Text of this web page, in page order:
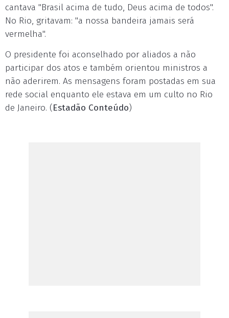
cantava "Brasil acima de tudo, Deus acima de todos".
No Rio, gritavam: "a nossa bandeira jamais será
vermelha".
O presidente foi aconselhado por aliados a não
participar dos atos e também orientou ministros a
não aderirem. As mensagens foram postadas em sua
rede social enquanto ele estava em um culto no Rio
de Janeiro. (Estadão Conteúdo)